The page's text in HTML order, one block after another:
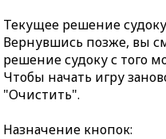
Текущее решение
Вернувшись позже, вы
решение судоку с того
Чтобы начать игру
"Очистить".
Назначение кнопок: